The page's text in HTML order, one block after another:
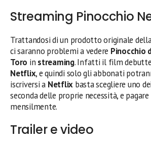
Streaming Pinocchio
Trattandosi di un prodotto originale
ci saranno problemi a vedere Pinocchio
Toro in streaming. Infatti il film
Netflix, e quindi solo gli abbonati
iscriversi a Netflix basta scegliere uno
seconda delle proprie necessità, e
mensilmente.
Trailer e video